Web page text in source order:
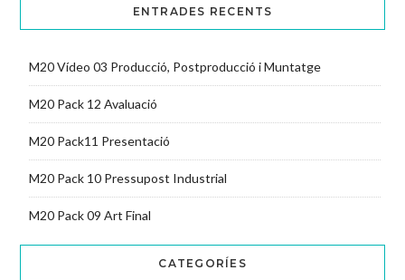
ENTRADES RECENTS
M20 Vídeo 03 Producció, Postproducció i Muntatge
M20 Pack 12 Avaluació
M20 Pack11 Presentació
M20 Pack 10 Pressupost Industrial
M20 Pack 09 Art Final
CATEGORÍES